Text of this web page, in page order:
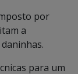
por
a
para um